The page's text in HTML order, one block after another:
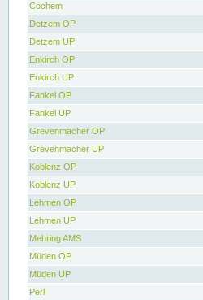
Cochem
Detzem OP
Detzem UP
Enkirch OP
Enkirch UP
Fankel OP
Fankel UP
Grevenmacher OP
Grevenmacher UP
Koblenz OP
Koblenz UP
Lehmen OP
Lehmen UP
Mehring AMS
Müden OP
Müden UP
Perl